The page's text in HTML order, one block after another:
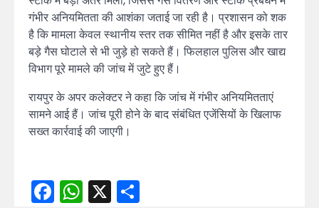
गंभीर अनियमितता की आशंका जताई जा रही है। प्रशासन को शक
है कि मामला केवल स्थानीय स्तर तक सीमित नहीं है और इसके तार
बड़े गैस घोटाले से भी जुड़े हो सकते हैं। फिलहाल पुलिस और खाद्य
विभाग पूरे मामले की जांच में जुटे हुए हैं।
रायपुर के अपर कलेक्टर ने कहा कि जांच में गंभीर अनियमितताएं
सामने आई हैं। जांच पूरी होने के बाद संबंधित एजेंसियों के खिलाफ
सख्त कार्रवाई की जाएगी।
Facebook
WhatsApp
X